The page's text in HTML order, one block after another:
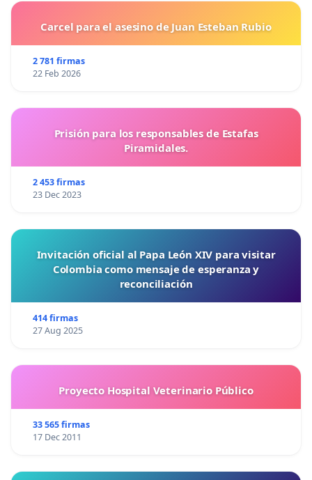
Carcel para el asesino de Juan Esteban Rubio
2 781 firmas
22 Feb 2026
Prisión para los responsables de Estafas
Piramidales.
2 453 firmas
23 Dec 2023
Invitación oficial al Papa León XIV para visitar
Colombia como mensaje de esperanza y
reconciliación
414 firmas
27 Aug 2025
Proyecto Hospital Veterinario Público
33 565 firmas
17 Dec 2011